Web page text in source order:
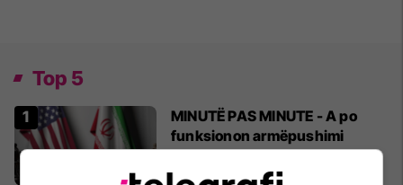
Top 5
MINUTË PAS MINUTE - A po
funksionon armëpushimi
SHBA-Iran?
02/04/2026